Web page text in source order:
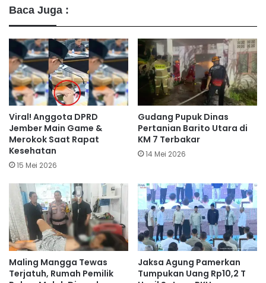
Baca Juga :
Viral! Anggota DPRD
Jember Main Game &
Merokok Saat Rapat
Kesehatan
15 Mei 2026
Gudang Pupuk Dinas
Pertanian Barito Utara di
KM 7 Terbakar
14 Mei 2026
Maling Mangga Tewas
Terjatuh, Rumah Pemilik
Jaksa Agung Pamerkan
Tumpukan Uang Rp10,2 T